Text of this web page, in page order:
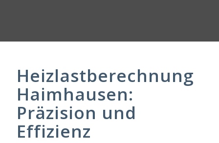
Heizlastberechnung
Haimhausen:
Präzision und
Effizienz